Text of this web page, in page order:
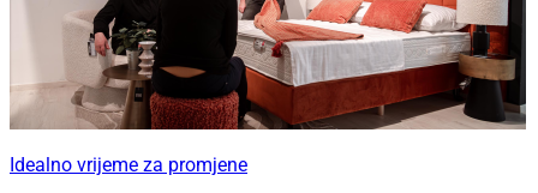
Idealno vrijeme za promjene